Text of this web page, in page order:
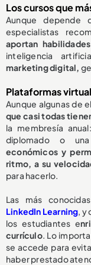
Los cursos que
Aunque depende
especialistas
aportan
inteligencia
marketing digital,
Plataformas
Aunque algunas de
que casi todas
la membresía
diplomado o
económicos y
ritmo, a su
para hacerlo.
Las más
LinkedIn Learning, y
los estudiantes e
currículo. Lo
se accede para
haber prestado